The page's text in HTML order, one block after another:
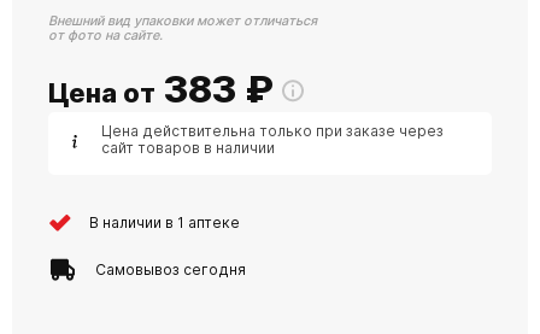
Внешний вид упаковки может отличаться
от фото на сайте.
Цена от 383 ₽
Цена действительна только при заказе через
сайт товаров в наличии
В наличии в 1 аптеке
Самовывоз сегодня